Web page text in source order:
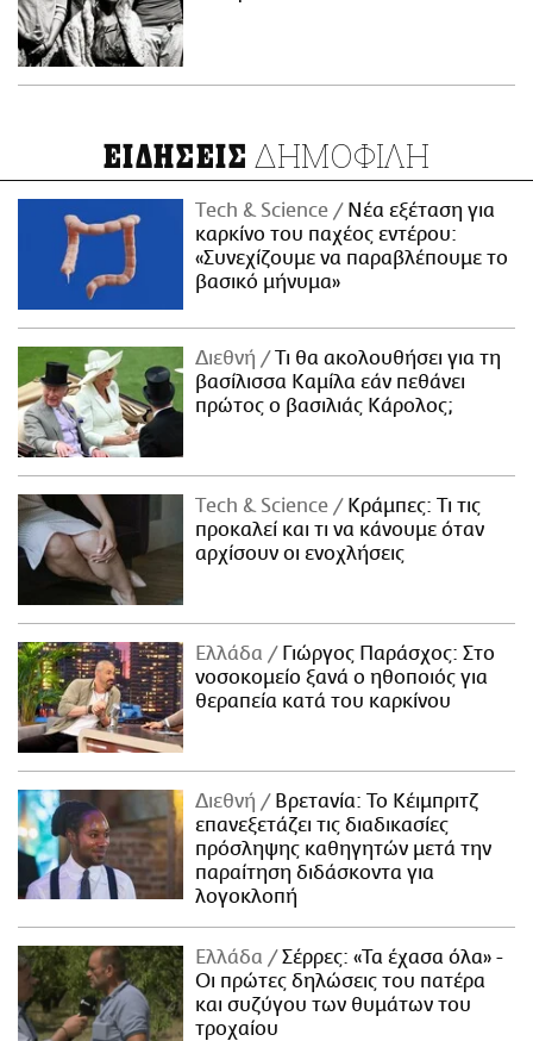
ΕΙΔΗΣΕΙΣ ΔΗΜΟΦΙΛΗ
Τech & Science
Νέα εξέταση για
καρκίνο του παχέος εντέρου:
«Συνεχίζουμε να παραβλέπουμε το
βασικό μήνυμα»
Διεθνή
Τι θα ακολουθήσει για τη
βασίλισσα Καμίλα εάν πεθάνει
πρώτος ο βασιλιάς Κάρολος;
Τech & Science
Κράμπες: Τι τις
προκαλεί και τι να κάνουμε όταν
αρχίσουν οι ενοχλήσεις
Ελλάδα
Γιώργος Παράσχος: Στο
νοσοκομείο ξανά ο ηθοποιός για
θεραπεία κατά του καρκίνου
Διεθνή
Βρετανία: Το Κέιμπριτζ
επανεξετάζει τις διαδικασίες
πρόσληψης καθηγητών μετά την
παραίτηση διδάσκοντα για
λογοκλοπή
Ελλάδα
Σέρρες: «Τα έχασα όλα» -
Οι πρώτες δηλώσεις του πατέρα
και συζύγου των θυμάτων του
τροχαίου